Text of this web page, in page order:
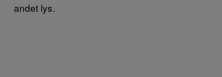
andet lys.